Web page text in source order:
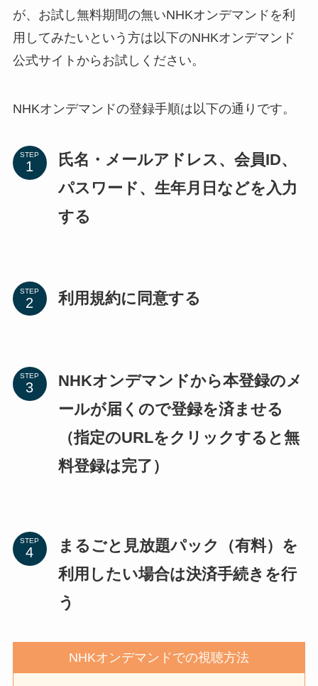
が、お試し無料期間の無いNHKオンデマンドを利
用してみたいという方は以下のNHKオンデマンド
公式サイトからお試しください。
NHKオンデマンドの登録手順は以下の通りです。
STEP
氏名・メールアドレス、会員ID、
パスワード、生年月日などを入力
する
STEP 利用規約に同意する
STEP
NHKオンデマンドから本登録のメ
ールが届くので登録を済ませる
（指定のURLをクリックすると無
料登録は完了）
STEP
まるごと見放題パック（有料）を
利用したい場合は決済手続きを行
う
NHKオンデマンドでの視聴方法